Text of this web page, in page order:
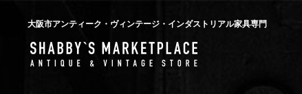
大阪市アンティーク・ヴィンテージ・インダストリアル家具専門